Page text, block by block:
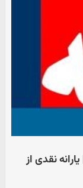
نقدی از